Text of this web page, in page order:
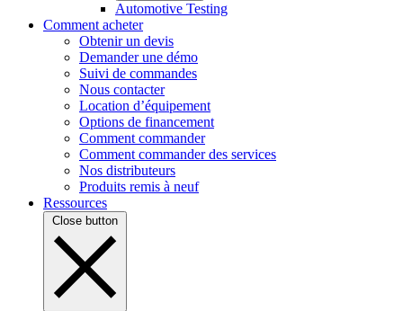
Automotive Testing
Comment acheter
Obtenir un devis
Demander une démo
Suivi de commandes
Nous contacter
Location d’équipement
Options de financement
Comment commander
Comment commander des services
Nos distributeurs
Produits remis à neuf
Ressources
Close button